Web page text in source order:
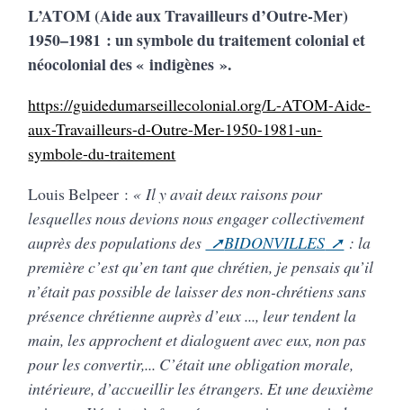
L’ATOM (Aide aux Travailleurs d’Outre-Mer)
1950–1981 : un symbole du traitement colonial et
néocolonial des « indigènes ».
https://guidedumarseillecolonial.org/L-ATOM-Aide-
aux-Travailleurs-d-Outre-Mer-1950-1981-un-
symbole-du-traitement
Louis Belpeer : « Il y avait deux raisons pour
lesquelles nous devions nous engager collectivement
auprès des populations des
BIDONVILLES
: la
première c’est qu’en tant que chrétien, je pensais qu’il
n’était pas possible de laisser des non-chrétiens sans
présence chrétienne auprès d’eux ..., leur tendent la
main, les approchent et dialoguent avec eux, non pas
pour les convertir,... C’était une obligation morale,
intérieure, d’accueillir les étrangers. Et une deuxième